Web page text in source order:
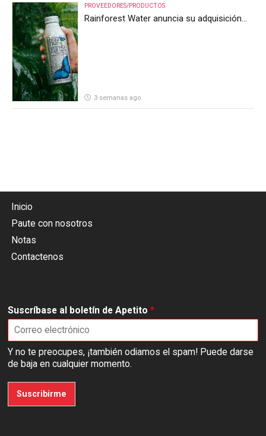
PROVEEDORES/PRODUCTOS
Rainforest Water anuncia su adquisición
3 semanas ago
Inicio
Paute con nosotros
Notas
Contactenos
Suscríbase al boletín de Apetito *
Y no te preocupes, ¡también odiamos el spam! Puede darse
de baja en cualquier momento.
Suscribirme